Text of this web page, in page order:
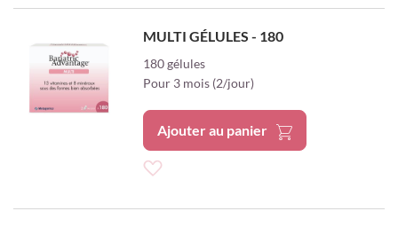
ma
liste
MULTI GÉLULES - 180
180 gélules
Pour 3 mois (2/jour)
Ajouter au panier